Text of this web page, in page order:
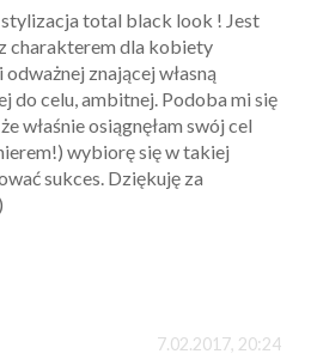
total black look ! Jest
charakterem dla kobiety
znającej własną
do celu, ambitnej. Podoba mi się
właśnie osiągnęłam swój cel
wybiorę się w takiej
sukces. Dziękuję za
7.02.2017, 20:24